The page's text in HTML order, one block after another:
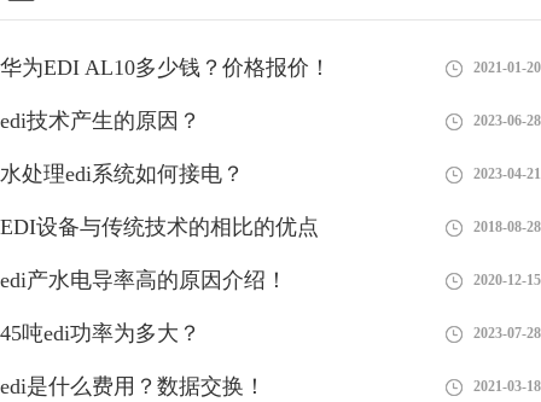
华为EDI AL10多少钱？价格报价！ 2021-01-20
edi技术产生的原因？ 2023-06-28
水处理edi系统如何接电？ 2023-04-21
EDI设备与传统技术的相比的优点 2018-08-28
edi产水电导率高的原因介绍！ 2020-12-15
45吨edi功率为多大？ 2023-07-28
edi是什么费用？数据交换！ 2021-03-18
edi系统由哪几部分组成？
在现代健康意识不断提升的背景下，EDI（电子去离子）净水设备
讨EDI净水设备的模块系统